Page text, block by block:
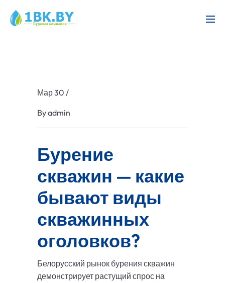
Мар 30 /
Byadmin
Бурение
скважин — какие
бывают виды
скважинных
оголовков?
Белорусский рынок бурения скважин
демонстрирует растущий спрос на